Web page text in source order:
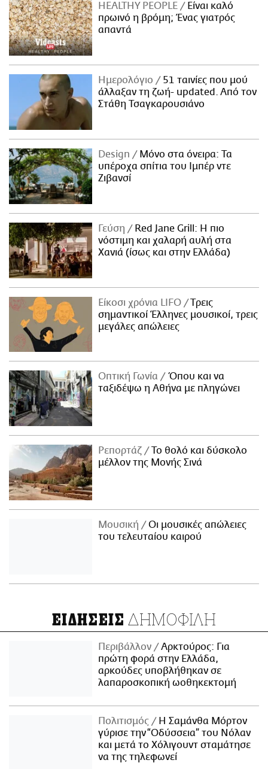
HEALTHY PEOPLE
Είναι καλό
πρωινό η βρόμη; Ένας γιατρός
απαντά
Ημερολόγιο
51 ταινίες που μού
άλλαξαν τη ζωή- updated. Aπό τον
Στάθη Τσαγκαρουσιάνο
Design
Μόνο στα όνειρα: Τα
υπέροχα σπίτια του Ιμπέρ ντε
Ζιβανσί
Γεύση
Red Jane Grill: Η πιο
νόστιμη και χαλαρή αυλή στα
Χανιά (ίσως και στην Ελλάδα)
Είκοσι χρόνια LIFO
Tρεις
σημαντικοί Έλληνες μουσικοί, τρεις
μεγάλες απώλειες
Οπτική Γωνία
Όπου και να
ταξιδέψω η Αθήνα με πληγώνει
Ρεπορτάζ
Το θολό και δύσκολο
μέλλον της Μονής Σινά
Μουσική
Οι μουσικές απώλειες
του τελευταίου καιρού
ΕΙΔΗΣΕΙΣ ΔΗΜΟΦΙΛΗ
Περιβάλλον
Αρκτούρος: Για
πρώτη φορά στην Ελλάδα,
αρκούδες υποβλήθηκαν σε
λαπαροσκοπική ωοθηκεκτομή
Πολιτισμός
Η Σαμάνθα Μόρτον
γύρισε την “Οδύσσεια” του Νόλαν
και μετά το Χόλιγουντ σταμάτησε
να της τηλεφωνεί